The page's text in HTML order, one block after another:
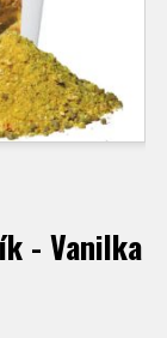
- Vanilka